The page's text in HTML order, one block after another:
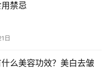
禁忌
日
么美容功效？美白去皱